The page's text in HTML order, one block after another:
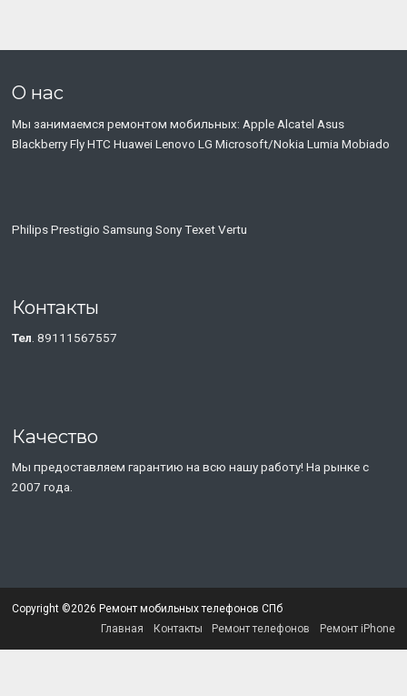
О нас
Мы занимаемся ремонтом мобильных: Apple Alcatel Asus
Blackberry Fly HTC Huawei Lenovo LG Microsoft/Nokia Lumia Mobiado
Philips Prestigio Samsung Sony Тexet Vertu
Контакты
Тел . 89111567557
Качество
Мы предоставляем гарантию на всю нашу работу! На рынке с
2007 года.
Copyright ©2026 Ремонт мобильных телефонов СПб
Главная
Контакты Ремонт телефонов Ремонт iPhone